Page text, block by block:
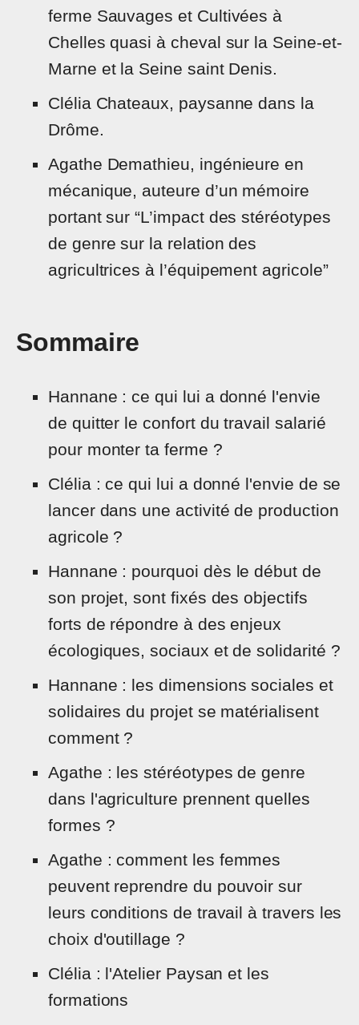
ferme Sauvages et Cultivées à
Chelles quasi à cheval sur la Seine-et-
Marne et la Seine saint Denis.
Clélia Chateaux, paysanne dans la
Drôme.
Agathe Demathieu, ingénieure en
mécanique, auteure d’un mémoire
portant sur “L’impact des stéréotypes
de genre sur la relation des
agricultrices à l’équipement agricole”
Sommaire
Hannane : ce qui lui a donné l'envie
de quitter le confort du travail salarié
pour monter ta ferme ?
Clélia : ce qui lui a donné l'envie de se
lancer dans une activité de production
agricole ?
Hannane : pourquoi dès le début de
son projet, sont fixés des objectifs
forts de répondre à des enjeux
écologiques, sociaux et de solidarité ?
Hannane : les dimensions sociales et
solidaires du projet se matérialisent
comment ?
Agathe : les stéréotypes de genre
dans l'agriculture prennent quelles
formes ?
Agathe : comment les femmes
peuvent reprendre du pouvoir sur
leurs conditions de travail à travers les
choix d'outillage ?
Clélia : l'Atelier Paysan et les
formations